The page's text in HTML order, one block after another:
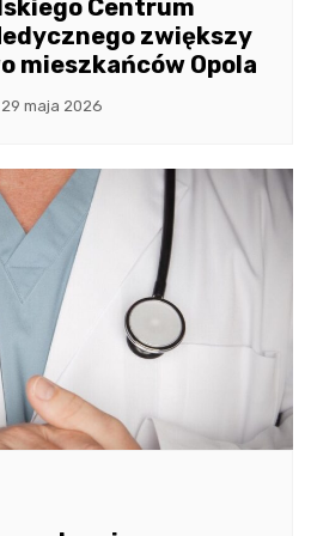
Centrum
zwiększy
mieszkańców Opola
29 maja 2026